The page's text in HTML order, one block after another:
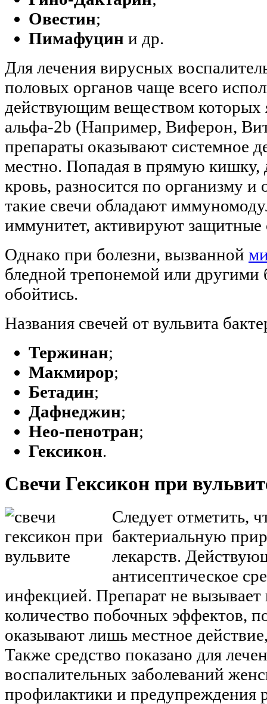
Овестин;
Пимафуцин и др.
Для лечения вирусных
половых органов чаще всего
действующим веществом которых
альфа-2b (Например, Виферон,
препараты оказывают системное
местно. Попадая в прямую кишку,
кровь, разносится по организму
такие свечи обладают
иммунитет, активируют защитные
Однако при болезни, вызванной
бледной трепонемой или другими
обойтись.
Названия свечей от вульвита
Тержинан;
Макмирор;
Бетадин;
Дафнеджин;
Нео-пенотран;
Гексикон.
Свечи Гексикон при
Следует отметить,
бактериальную
лекарств.
антисептическое
инфекцией. Препарат не
количество побочных эффектов,
оказывают лишь местное
Также средство показано для
воспалительных заболеваний
профилактики и предупреждения